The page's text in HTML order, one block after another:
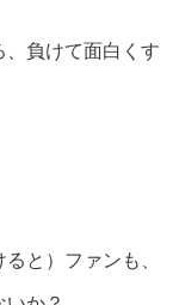
負けて面白くす
と）ファンも、